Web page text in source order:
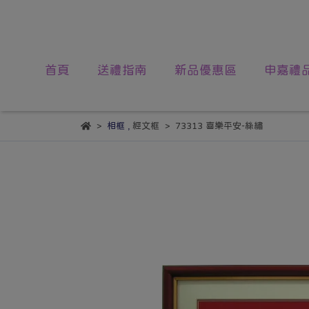
首頁 送禮指南 新品優惠區 申嘉禮
相框 經文框 73313 喜樂平安-絲繡